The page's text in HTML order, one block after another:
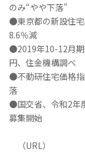
のみ“やや下落”
●東京都の新設住
8.6％減
●2019年10-12月期
円、住金機構調べ
●不動研住宅価格
落
●国交省、令和2年
募集開始
（URL）